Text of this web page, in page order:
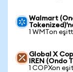
Walmart
1 WMTon
Global X
IREN (Ondo
1 COPXon